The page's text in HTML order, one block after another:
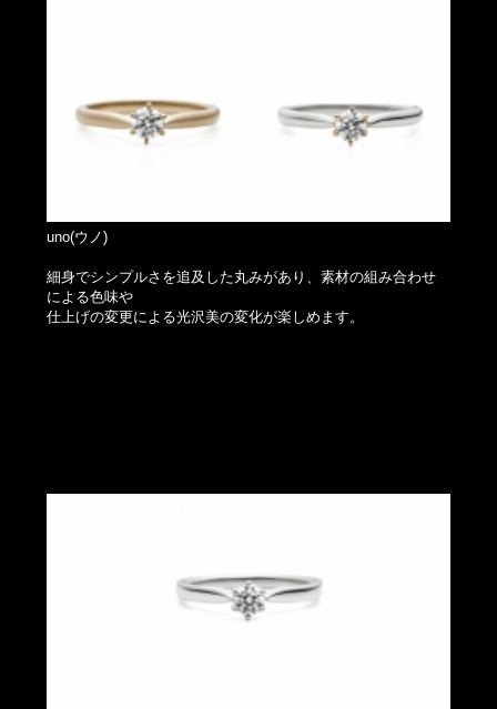
uno(ウノ)
細身でシンプルさを追及した丸みがあり、素材の組み合わせ
による色味や
仕上げの変更による光沢美の変化が楽しめます。